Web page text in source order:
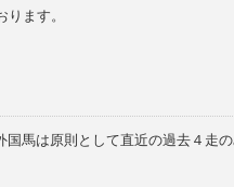
ます。
馬は原則として直近の過去４走の